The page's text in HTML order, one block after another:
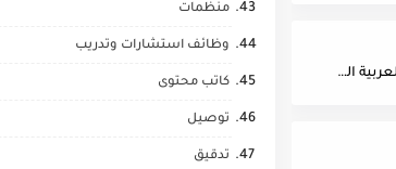
مطلوب لشركة ومصنع اغذية كبرى في المملكة العربية السعودية ( مشرف ضمان جودة) في صناعات دوائية او غذائية ضمن الشروط التالية :
منظمات
وظائف استشارات وتدريب
كاتب محتوى
توصيل
تدقيق